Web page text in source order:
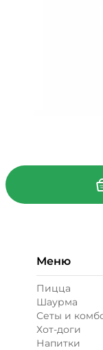
Меню
Пицца
Шаурма
Сеты и
Хот-доги
Напитки